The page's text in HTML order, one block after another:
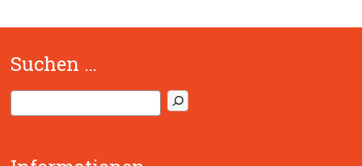
Suchen …
u
e